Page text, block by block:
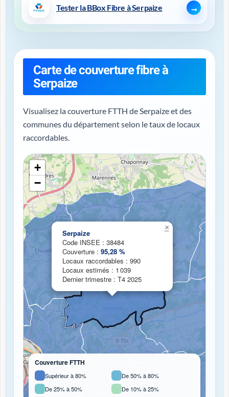
Tester la BBox Fibre à Serpaize
Carte de couverture fibre à
Serpaize
Visualisez la couverture FTTH de Serpaize et des
communes du département selon le taux de locaux
raccordables.
Chargement de la carte de couverture fibre...
Serpaize
Code INSEE : 38484
Couverture : 95,28 %
Locaux raccordables : 990
Locaux estimés : 1 039
Dernier trimestre : T4 2025
×
+
−
Couverture FTTH
Supérieur à 80%
De 50% à 80%
De 25% à 50%
De 10% à 25%